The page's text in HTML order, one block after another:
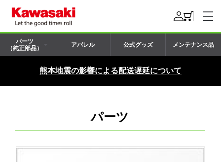
パーツ
（純正部品）
アパレル 公式グッズ メンテナンス品
熊本地震の影響による配送遅延について
パーツ